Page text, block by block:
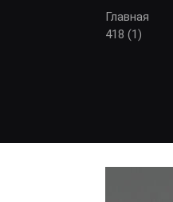
Главная
418 (1)